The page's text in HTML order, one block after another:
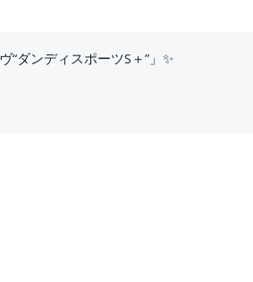
ダンディスポーツS＋”」✨
ない存在感を放っています！さらに「